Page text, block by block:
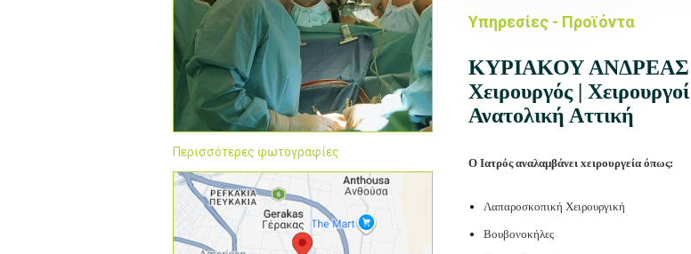
Περισσότερες φωτογραφίες
Υπηρεσίες - Προϊόντα
ΚΥΡΙΑΚΟΥ ΑΝΔΡΕΑΣ
Χειρουργός | Χειρουργοί
Ανατολική Αττική
O Ιατρός αναλαμβάνει xειρουργεία όπως:
Λαπαροσκοπική Χειρουργική
Βουβονοκήλες